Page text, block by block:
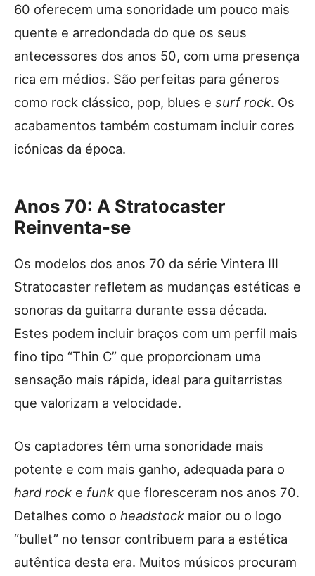
60 oferecem uma sonoridade um pouco mais
quente e arredondada do que os seus
antecessores dos anos 50, com uma presença
rica em médios. São perfeitas para géneros
como rock clássico, pop, blues e surf rock. Os
acabamentos também costumam incluir cores
icónicas da época.
Anos 70: A Stratocaster
Reinventa-se
Os modelos dos anos 70 da série Vintera III
Stratocaster refletem as mudanças estéticas e
sonoras da guitarra durante essa década.
Estes podem incluir braços com um perfil mais
fino tipo “Thin C” que proporcionam uma
sensação mais rápida, ideal para guitarristas
que valorizam a velocidade.
Os captadores têm uma sonoridade mais
potente e com mais ganho, adequada para o
hard rock e funk que floresceram nos anos 70.
Detalhes como o headstock maior ou o logo
“bullet” no tensor contribuem para a estética
autêntica desta era. Muitos músicos procuram